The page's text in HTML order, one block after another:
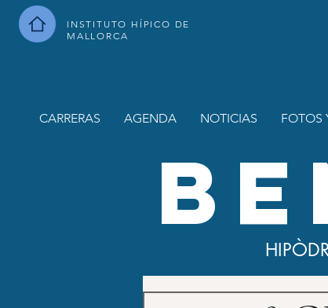
INSTITUTO HÍPICO DE
MALLORCA
CARRERAS AGENDA NOTICIAS FOTOS